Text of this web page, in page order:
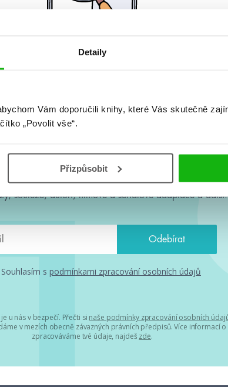
Detaily
Vám doporučili knihy, které Vás skutečně
„Povolit vše“.
Přizpůsobit
#HumbookNews
každý měsíc rovnou do mailu! Nové knihy,
soutěže, autoři, filmové a seriálové adaptace a další.
Souhlasím s podmínkami zpracování osobních údajů
u nás v bezpečí. Přečti si naše podmínky zpracování osobních
v mezích obecně závazných právních předpisů. Více informací
zpracováváme tvé údaje, najdeš zde.